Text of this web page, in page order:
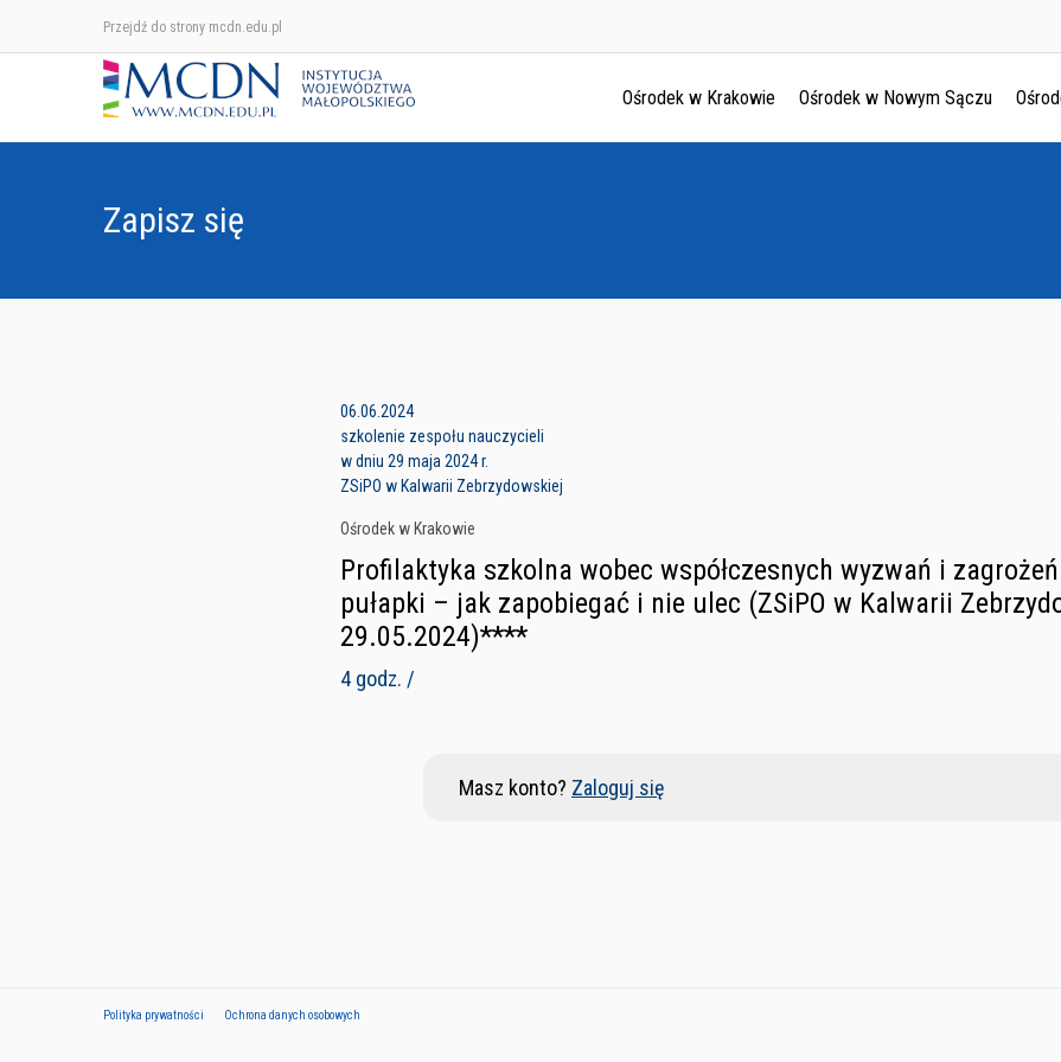
Przejdź do strony mcdn.edu.pl
Ośrodek w Krakowie Ośrodek w Nowym Sączu
Zapisz się
06.06.2024
szkolenie zespołu nauczycieli
w dniu 29 maja 2024 r.
ZSiPO w Kalwarii Zebrzydowskiej
Ośrodek w Krakowie
Profilaktyka szkolna wobec współczesnych wyzwań i
pułapki – jak zapobiegać i nie ulec (ZSiPO w Kalwarii
29.05.2024)****
4 godz. /
Masz konto? Zaloguj się
Polityka prywatności Ochrona danych osobowych
Ośrodek w Krakowie